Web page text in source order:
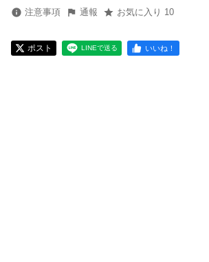
注意事項 通報 お気に入り 10
ポスト LINEで送る いいね！